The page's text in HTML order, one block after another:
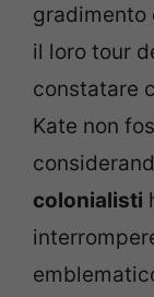
gradimento
il loro tour
constatare
Kate non
colonialisti